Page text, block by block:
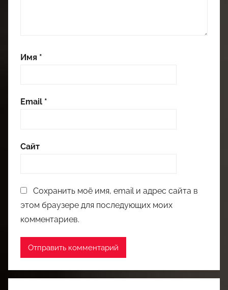
Имя *
Email *
Сайт
Сохранить моё имя, email и адрес сайта в
этом браузере для последующих моих
комментариев.